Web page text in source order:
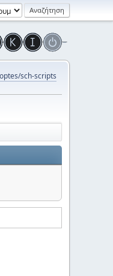
sch-scripts